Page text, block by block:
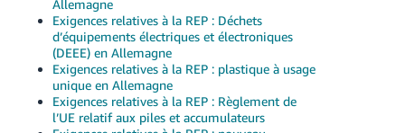
Allemagne
Exigences relatives à la REP : Déchets
d’équipements électriques et électroniques
(DEEE) en Allemagne
Exigences relatives à la REP : plastique à usage
unique en Allemagne
Exigences relatives à la REP : Règlement de
l’UE relatif aux piles et accumulateurs